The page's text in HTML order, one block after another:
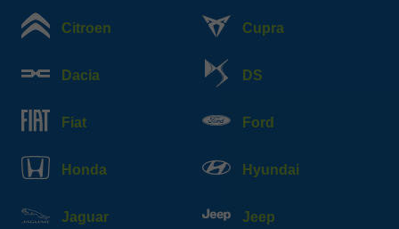
Citroen Cupra
Dacia DS
Fiat Ford
Honda Hyundai
Jaguar Jeep